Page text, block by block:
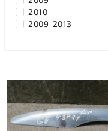
2010
2009-2013